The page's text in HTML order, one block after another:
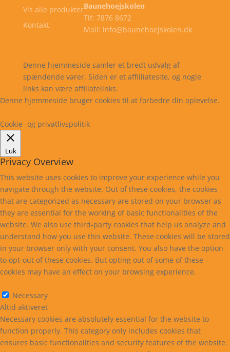
Vis alle produkter
Kontakt
Baunehoejskolen
Tlf: 7876 8672
Mail: info@baunehoejskolen.dk
Denne hjemmeside samler et bredt udvalg af
spændende varer. Siden er et affiiliatesite, og nogle
links kan være affiliatelinks.
Denne hjemmeside bruger cookies til at forbedre din oplevelse.
Cookie- og privatlivspolitik
Luk
Privacy Overview
This website uses cookies to improve your experience while you
navigate through the website. Out of these cookies, the cookies
that are categorized as necessary are stored on your browser as
they are essential for the working of basic functionalities of the
website. We also use third-party cookies that help us analyze and
understand how you use this website. These cookies will be stored
in your browser only with your consent. You also have the option
to opt-out of these cookies. But opting out of some of these
cookies may have an effect on your browsing experience.
Necessary
Altid aktiveret
Necessary cookies are absolutely essential for the website to
function properly. This category only includes cookies that
ensures basic functionalities and security features of the website.